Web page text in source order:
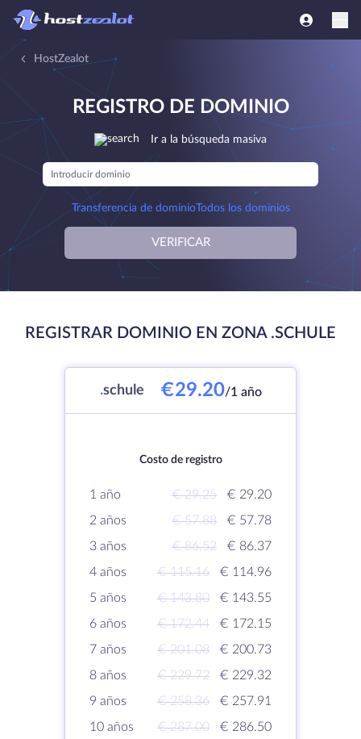
HostZealot
REGISTRO DE DOMINIO
Ir a la búsqueda masiva
Transferencia de dominioTodos los dominios
VERIFICAR
REGISTRAR DOMINIO EN ZONA .SCHULE
.schule €29.20/1 año
Costo de registro
1 año € 29.25
€ 29.20
2 años
€ 57.88
€ 57.78
3 años
€ 86.52
€ 86.37
4 años
€ 115.16
€ 114.96
5 años
€ 143.80
€ 143.55
6 años
€ 172.44
€ 172.15
7 años
€ 201.08
€ 200.73
8 años
€ 229.72
€ 229.32
9 años
€ 258.36
€ 257.91
10 años
€ 287.00 € 286.50